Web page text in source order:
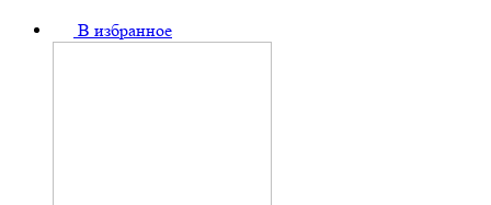
В избранное